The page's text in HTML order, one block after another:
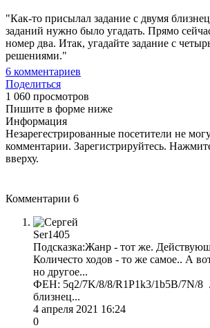
"Как-то присылал задание с двумя
заданий нужно было угадать. Прямо
номер два. Итак, угадайте задание с
решениями."
6 комментариев
Поделиться
1 060 просмотров
Пишите в форме ниже
Информация
Незарегестрированные посетители не
комментарии. Зарегистрируйтесь.
вверху.
Комментарии 6
Ser1405
Подсказка:Жанр - тот же.
Количесто ходов - то же самое.. А
но другое...
ФЕН: 5q2/7K/8/8/R1P1k3/1b5B/7N/8
близнец...
4 апреля 2021 16:24
0